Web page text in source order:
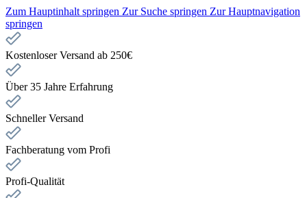
Zum Hauptinhalt springen Zur Suche springen Zur Hauptnavigation
springen
Kostenloser Versand ab 250€
Über 35 Jahre Erfahrung
Schneller Versand
Fachberatung vom Profi
Profi-Qualität